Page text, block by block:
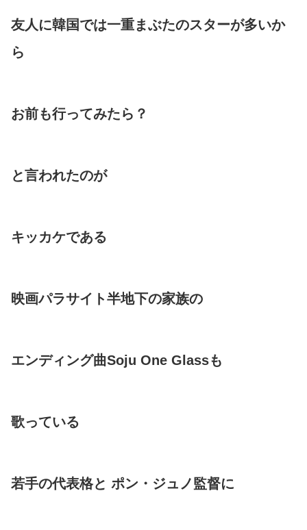
友人に韓国では一重まぶたのスターが多いか
ら
お前も行ってみたら？
と言われたのが
キッカケである
映画パラサイト半地下の家族の
エンディング曲Soju One Glassも
歌っている
若手の代表格と ポン・ジュノ監督に